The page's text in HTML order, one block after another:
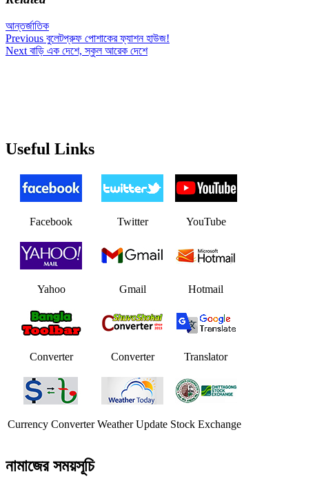
আন্তর্জাতিক
Post
navigation
Previous Previous
post:
বুলেটপ্রুফ পোশাকের ফ্যাশন হাউজ!
Next Next
বাড়ি এক দেশে, স্কুল আরেক দেশে
Useful Links
Facebook Twitter YouTube
Yahoo Gmail Hotmail
Converter Converter Translator
Currency Converter Weather Update Stock Exchange
নামাজের সময়সূচি